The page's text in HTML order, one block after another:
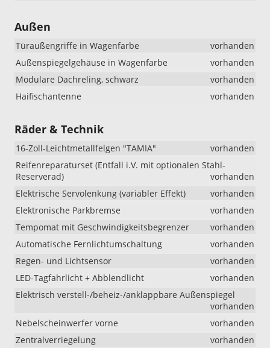
Außen
Türaußengriffe in Wagenfarbe
vorhanden
Außenspiegelgehäuse in Wagenfarbe
vorhanden
Modulare Dachreling, schwarz
vorhanden
Haifischantenne
vorhanden
Räder & Technik
16-Zoll-Leichtmetallfelgen "TAMIA"
vorhanden
Reifenreparaturset (Entfall i.V. mit optionalen Stahl-
Reserverad)
vorhanden
Elektrische Servolenkung (variabler Effekt)
vorhanden
Elektronische Parkbremse
vorhanden
Tempomat mit Geschwindigkeitsbegrenzer
vorhanden
Automatische Fernlichtumschaltung
vorhanden
Regen- und Lichtsensor
vorhanden
LED-Tagfahrlicht + Abblendlicht
vorhanden
Elektrisch verstell-/beheiz-/anklappbare Außenspiegel
vorhanden
Nebelscheinwerfer vorne
vorhanden
Zentralverriegelung
vorhanden